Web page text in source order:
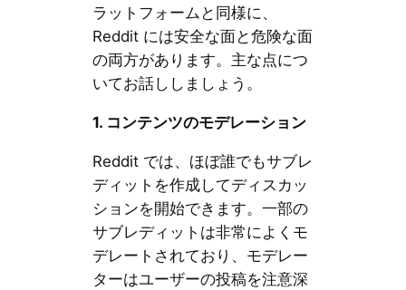
ラットフォームと同様に、
Reddit には安全な面と危険な面
の両方があります。主な点につ
いてお話ししましょう。
1. コンテンツのモデレーション
Reddit では、ほぼ誰でもサブレ
ディットを作成してディスカッ
ションを開始できます。一部の
サブレディットは非常によくモ
デレートされており、モデレー
ターはユーザーの投稿を注意深